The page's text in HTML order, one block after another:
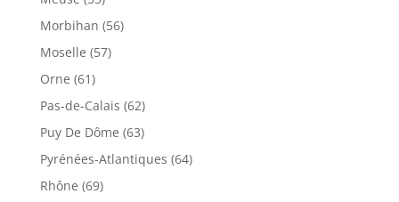
Morbihan (56)
Moselle (57)
Orne (61)
Pas-de-Calais (62)
Puy De Dôme (63)
Pyrénées-Atlantiques (64)
Rhône (69)